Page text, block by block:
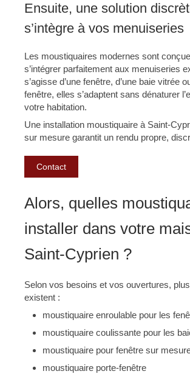
Ensuite, une solution
s’intègre à vos menuiseries
Les moustiquaires modernes sont
s’intégrer parfaitement aux menuiseries
s’agisse d’une fenêtre, d’une baie vitrée
fenêtre, elles s’adaptent sans dénaturer
votre habitation.
Une installation moustiquaire à Saint-
sur mesure garantit un rendu propre,
Contact
Alors, quelles
installer dans votre
Saint-Cyprien ?
Selon vos besoins et vos ouvertures,
existent :
moustiquaire enroulable pour les
moustiquaire coulissante pour les
moustiquaire pour fenêtre sur
moustiquaire porte-fenêtre